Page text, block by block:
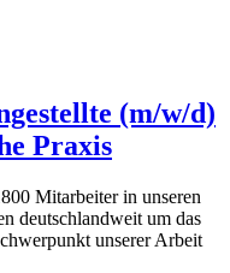
(m/w/d)
Praxis
Mitarbeiter in unseren
deutschlandweit um das
unserer Arbeit